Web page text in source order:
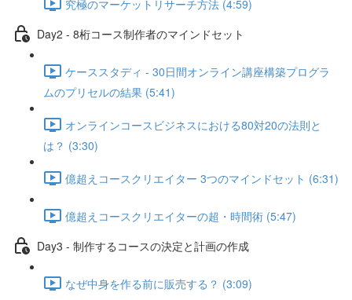
究極のマーケットリサーチ方法 (4:59)
Day2 - 8桁コース制作者のマインドセット
ケーススタディ - 30日間オンライン講座構築プログラ
ムのプリセルの結果 (5:41)
オンラインコースビジネスにおける80対20の法則と
は？ (3:30)
億超えコースクリエイター 3つのマインドセット (6:31)
億超えコースクリエイターの超・時間術 (5:47)
Day3 - 制作するコースの決定と計画の作成
なぜ中身を作る前に販売する？ (3:09)